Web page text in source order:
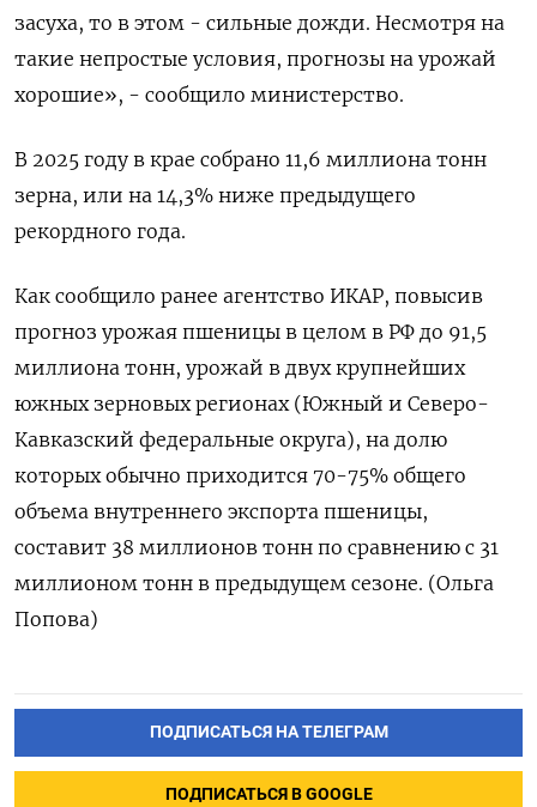
засуха, то ​в этом - сильные дожди. Несмотря на
‌такие непростые условия, прогнозы на урожай
хорошие», - сообщило министерство.
В 2025 году в ​крае ​собрано 11,6 ‌миллиона тонн
зерна, или на 14,3% ​ниже предыдущего
рекордного года.
Как сообщило ранее агентство ИКАР, повысив
прогноз урожая пшеницы в целом в РФ до 91,5
миллиона тонн, урожай в двух крупнейших
южных ​зерновых регионах (Южный ⁠и Северо-
Кавказский федеральные округа), на долю
которых обычно ‌приходится 70-75% общего
объема внутреннего экспорта ‌пшеницы,
составит 38 миллионов тонн по ​сравнению с 31
миллионом тонн ‌в предыдущем сезоне. (Ольга
Попова)
ПОДПИСАТЬСЯ НА ТЕЛЕГРАМ
ПОДПИСАТЬСЯ В GOOGLE